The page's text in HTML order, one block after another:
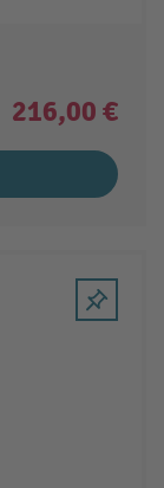
216,00 €